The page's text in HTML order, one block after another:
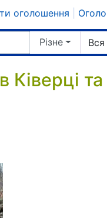
оголошення
Різне Вся
та